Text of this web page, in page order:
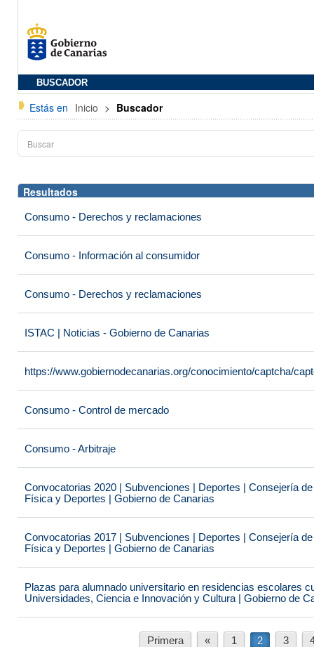
BUSCADOR
Estás en Inicio > Buscador
Resultados
Consumo - Derechos y reclamaciones
Consumo - Información al consumidor
Consumo - Derechos y reclamaciones
ISTAC | Noticias - Gobierno de Canarias
https://www.gobiernodecanarias.org/conocimiento/captcha/
Consumo - Control de mercado
Consumo - Arbitraje
Convocatorias 2020 | Subvenciones | Deportes | Consejería
Física y Deportes | Gobierno de Canarias
Convocatorias 2017 | Subvenciones | Deportes | Consejería
Física y Deportes | Gobierno de Canarias
Plazas para alumnado universitario en residencias escolares
Universidades, Ciencia e Innovación y Cultura | Gobierno de
Primera « 1 2 3